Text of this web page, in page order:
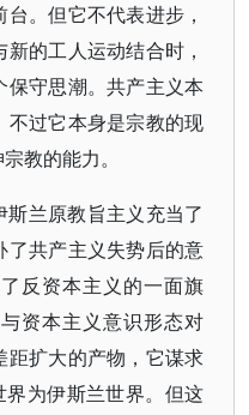
。但它不代表进步，
的工人运动结合时，
守思潮。共产主义本
过它本身是宗教的现
教的能力。
兰原教旨主义充当了
共产主义失势后的意
反资本主义的一面旗
资本主义意识形态对
扩大的产物，它谋求
界为伊斯兰世界。但这